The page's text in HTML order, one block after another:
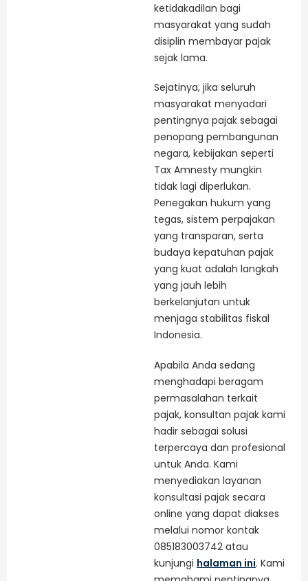
ketidakadilan bagi
masyarakat yang sudah
disiplin membayar pajak
sejak lama.
Sejatinya, jika seluruh
masyarakat menyadari
pentingnya pajak sebagai
penopang pembangunan
negara, kebijakan seperti
Tax Amnesty mungkin
tidak lagi diperlukan.
Penegakan hukum yang
tegas, sistem perpajakan
yang transparan, serta
budaya kepatuhan pajak
yang kuat adalah langkah
yang jauh lebih
berkelanjutan untuk
menjaga stabilitas fiskal
Indonesia.
Apabila Anda sedang
menghadapi beragam
permasalahan terkait
pajak, konsultan pajak kami
hadir sebagai solusi
terpercaya dan profesional
untuk Anda. Kami
menyediakan layanan
konsultasi pajak secara
online yang dapat diakses
melalui nomor kontak
085183003742 atau
kunjungi halaman ini. Kami